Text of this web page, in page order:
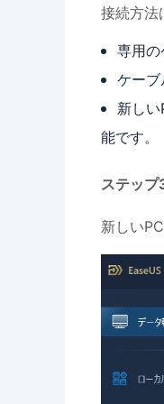
接続方法
専用の
ケーブ
新し
能です。
ステップ
新しい